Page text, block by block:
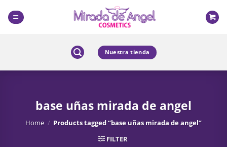
content
Nuestra tienda
base uñas mirada de angel
Home / Products tagged “base uñas mirada de angel”
FILTER